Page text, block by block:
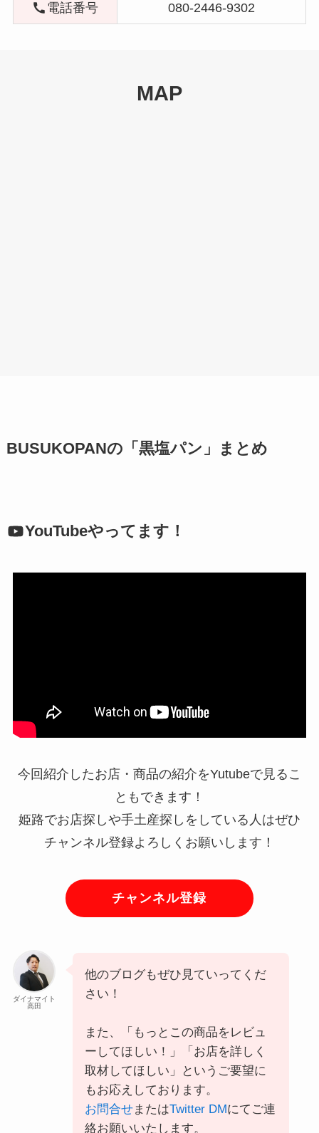
電話番号 080-2446-9302
MAP
BUSUKOPANの「黒塩パン」まとめ
YouTubeやってます！
今回紹介したお店・商品の紹介をYutubeで見るこ
ともできます！
姫路でお店探しや手土産探しをしている人はぜひ
チャンネル登録よろしくお願いします！
チャンネル登録
ダイナマイト
高田
他のブログもぜひ見ていってくだ
さい！
また、「もっとこの商品をレビュ
ーしてほしい！」「お店を詳しく
取材してほしい」というご要望に
もお応えしております。
お問合せまたはTwitter DMにてご連
絡お願いいたします。